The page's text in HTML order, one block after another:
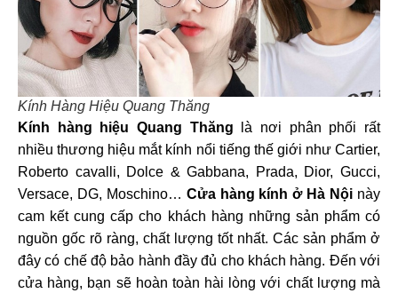
Kính Hàng Hiệu Quang Thăng
Kính hàng hiệu Quang Thăng
là nơi phân phối rất
nhiều thương hiệu mắt kính nổi tiếng thế giới như Cartier,
Roberto cavalli, Dolce & Gabbana, Prada, Dior, Gucci,
Versace, DG, Moschino… Cửa hàng kính ở Hà Nội này
cam kết cung cấp cho khách hàng những sản phẩm có
nguồn gốc rõ ràng, chất lượng tốt nhất. Các sản phẩm ở
đây có chế độ bảo hành đầy đủ cho khách hàng. Đến với
cửa hàng, bạn sẽ hoàn toàn hài lòng với chất lượng mà